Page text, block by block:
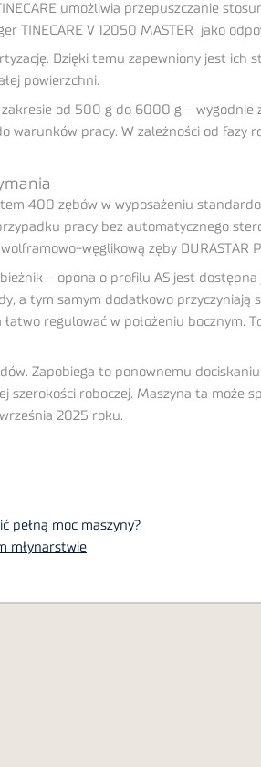
umożliwia przepuszczanie
TINECARE V 12050 MASTER jako
Dzięki temu zapewniony jest ich
powierzchni.
od 500 g do 6000 g –
warunków pracy. W zależności od fazy
400 zębów w wyposażeniu
pracy bez automatycznego
węglikową zęby DURASTAR
– opona o profilu AS jest
a tym samym dodatkowo
regulować w położeniu
Zapobiega to ponownemu
szerokości roboczej. Maszyna ta może
2025 roku.
pełną moc maszyny?
młynarstwie